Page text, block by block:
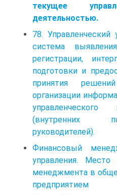
текущее
деятельностью.
78. Управленческий
система
регистрации,
подготовки и
принятия
организации
управленческого
(внутренних
руководителей).
Финансовый
управления.
менеджмента в
предприятием